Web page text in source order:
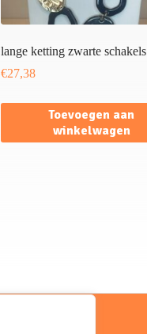
lange ketting zwarte schakels
€27,38
Toevoegen aan
winkelwagen